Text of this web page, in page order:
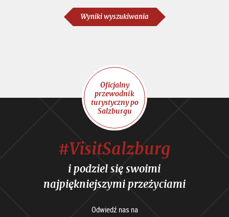
Wyniki wyszukiwania
Oficjalny
przewodnik
turystyczny po
Salzburgu
#VisitSalzburg
i podziel się swoimi
najpiękniejszymi przeżyciami
Odwiedź nas na